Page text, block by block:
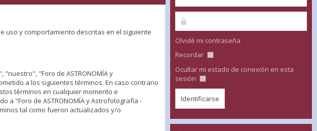
uso y comportamiento descritas en el siguiente
"Foro de ASTRONOMÍA y
a los siguientes términos. En caso contrario
términos en cualquier momento e
a "Foro de ASTRONOMÍA y Astrofotografía -
tal como fueron actualizados y/o
Olvidé mi contraseña
Recordar
Ocultar mi estado de conexión en esta
sesión